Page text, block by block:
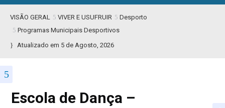
VISÃO GERAL VIVER E USUFRUIR
Desporto
Programas Municipais Desportivos
Atualizado em 5 de Agosto, 2026
Escola de Dança –